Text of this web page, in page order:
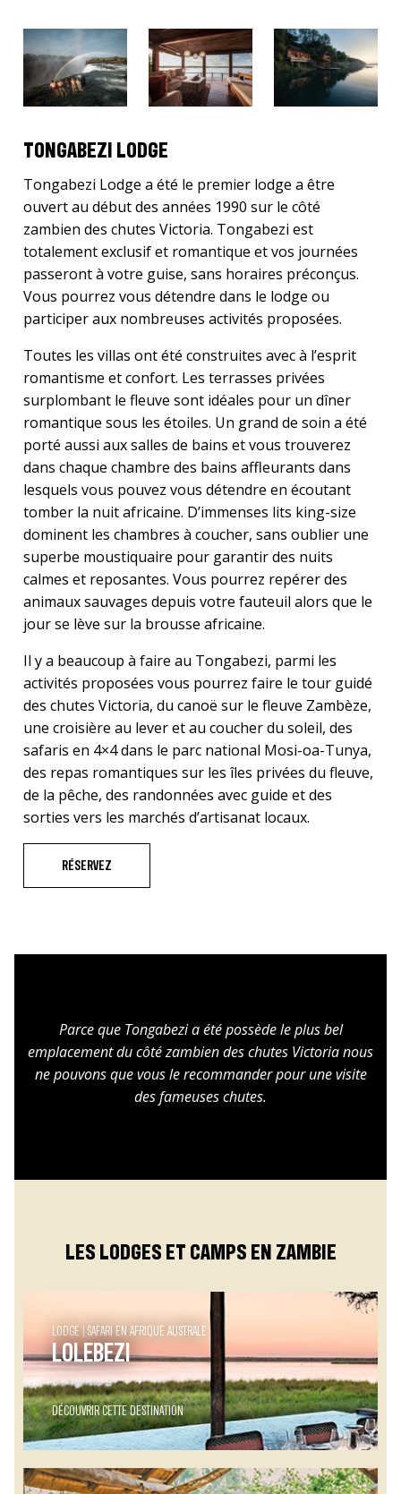
TONGABEZI LODGE
Tongabezi Lodge a été le premier lodge a être
ouvert au début des années 1990 sur le côté
zambien des chutes Victoria. Tongabezi est
totalement exclusif et romantique et vos journées
passeront à votre guise, sans horaires préconçus.
Vous pourrez vous détendre dans le lodge ou
participer aux nombreuses activités proposées.
Toutes les villas ont été construites avec à l’esprit
romantisme et confort. Les terrasses privées
surplombant le fleuve sont idéales pour un dîner
romantique sous les étoiles. Un grand de soin a été
porté aussi aux salles de bains et vous trouverez
dans chaque chambre des bains affleurants dans
lesquels vous pouvez vous détendre en écoutant
tomber la nuit africaine. D’immenses lits king-size
dominent les chambres à coucher, sans oublier une
superbe moustiquaire pour garantir des nuits
calmes et reposantes. Vous pourrez repérer des
animaux sauvages depuis votre fauteuil alors que le
jour se lève sur la brousse africaine.
Il y a beaucoup à faire au Tongabezi, parmi les
activités proposées vous pourrez faire le tour guidé
des chutes Victoria, du canoë sur le fleuve Zambèze,
une croisière au lever et au coucher du soleil, des
safaris en 4×4 dans le parc national Mosi-oa-Tunya,
des repas romantiques sur les îles privées du fleuve,
de la pêche, des randonnées avec guide et des
sorties vers les marchés d’artisanat locaux.
RÉSERVEZ
Parce que Tongabezi a été possède le plus bel
emplacement du côté zambien des chutes Victoria nous
ne pouvons que vous le recommander pour une visite
des fameuses chutes.
LES LODGES ET CAMPS EN ZAMBIE
LODGE SAFARI EN AFRIQUE AUSTRALE
LOLEBEZI
DÉCOUVRIR CETTE DESTINATION